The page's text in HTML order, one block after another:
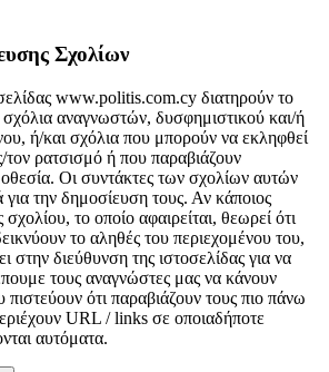
Σχολίων
www.politis.com.cy διατηρούν το
αναγνωστών, δυσφημιστικού και/ή
ή/και σχόλια που μπορούν να εκληφθεί
τον ρατσισμό ή που παραβιάζουν
Οι συντάκτες των σχολίων αυτών
την δημοσίευση τους. Αν κάποιος
το οποίο αφαιρείται, θεωρεί ότι
το αληθές του περιεχομένου του,
στην διεύθυνση της ιστοσελίδας για να
τους αναγνώστες μας να κάνουν
ότι παραβιάζουν τους πιο πάνω
URL / links σε οποιαδήποτε
αυτόματα.